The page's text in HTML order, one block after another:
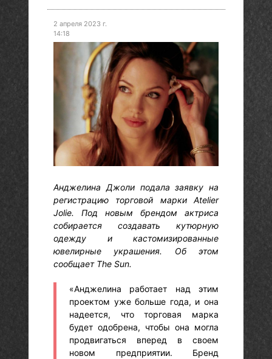
2 апреля 2023 г.
14:18
Анджелина Джоли подала заявку на
регистрацию торговой марки Atelier
Jolie. Под новым брендом актриса
собирается создавать кутюрную
одежду и кастомизированные
ювелирные украшения. Об этом
сообщает The Sun.
«Анджелина работает над этим
проектом уже больше года, и она
надеется, что торговая марка
будет одобрена, чтобы она могла
продвигаться вперед в своем
новом предприятии. Бренд